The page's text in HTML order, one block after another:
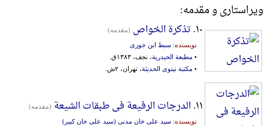
ویراستاری و مقدمه:
۱۰. تذکرة الخواص (مقدمه)
نویسنده: سبط ابن جوزی
• مطبعة الحیدریة، نجف، ۱۳۸۳ق.
• مکتبة نینوی الحدیثة، تهران، ۲ش.
۱۱. الدرجات الرفیعة فی طبقات الشیعة (مقدمه)
نویسنده: سید علی خان مدنی (سید علی خان کبیر)